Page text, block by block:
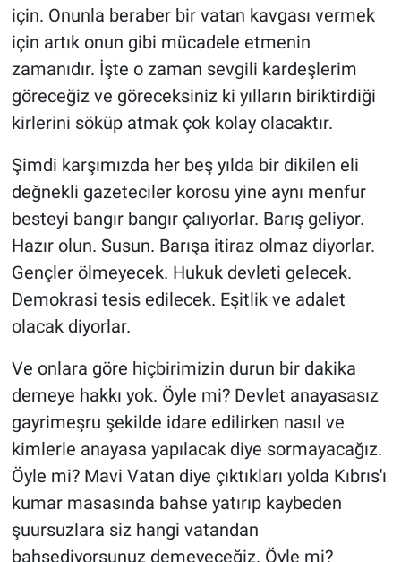
için. Onunla beraber bir vatan kavgası vermek
için artık onun gibi mücadele etmenin
zamanıdır. İşte o zaman sevgili kardeşlerim
göreceğiz ve göreceksiniz ki yılların biriktirdiği
kirlerini söküp atmak çok kolay olacaktır.
Şimdi karşımızda her beş yılda bir dikilen eli
değnekli gazeteciler korosu yine aynı menfur
besteyi bangır bangır çalıyorlar. Barış geliyor.
Hazır olun. Susun. Barışa itiraz olmaz diyorlar.
Gençler ölmeyecek. Hukuk devleti gelecek.
Demokrasi tesis edilecek. Eşitlik ve adalet
olacak diyorlar.
Ve onlara göre hiçbirimizin durun bir dakika
demeye hakkı yok. Öyle mi? Devlet anayasasız
gayrimeşru şekilde idare edilirken nasıl ve
kimlerle anayasa yapılacak diye sormayacağız.
Öyle mi? Mavi Vatan diye çıktıkları yolda Kıbrıs'ı
kumar masasında bahse yatırıp kaybeden
şuursuzlara siz hangi vatandan
bahsediyorsunuz demeyeceğiz. Öyle mi?